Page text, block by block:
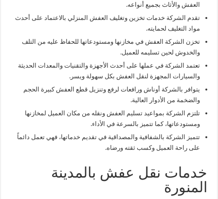
العفش والأثاث بجميع أنواعه.
تقدم الشركة خدمات تخزين وتغليف العفش المنزلي بالاعتماد على أحدث
مواد التغليف لحمايته.
تخزن الشركة العفش في مخازنها ومستودعاتها للحفاظ عليه من التلف
والخدوش لحين تسليمه للعميل.
تعتمد الشركة في عملها على أحدث الأجهزة والتقنيات والمعدات الحديثة
والسيارات المجهزة لنقل العفش بكل سهولة ويسر.
يتوافر بالشركة أوناش ورافعات لرفع وتنزيل قطع العفش كبيرة الحجم
والضخمة من الأدوار العالية.
تلتزم الشركة بمواعيد تسليم العفش ونقله من مكان العميل لمخازنها
ومستودعاتها، كما تتميز بالسرعة في الأداء.
تتميز الشركة بالشفافية والمصداقية في تقديم خدماتها، فهي تعمل دائماً
على راحة العميل وكسب ثقته ورضاه.
خدمات نقل عفش بالمدينة
المنورة